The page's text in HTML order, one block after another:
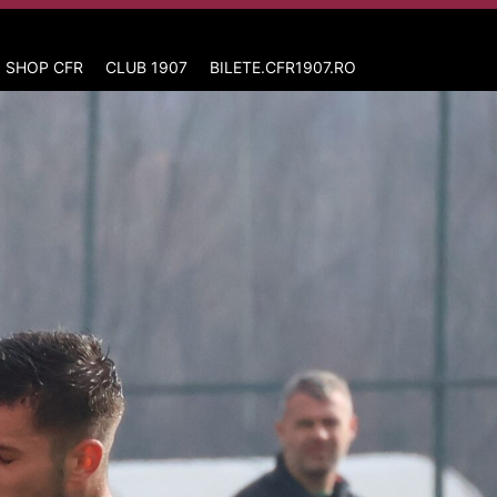
SHOP CFR CLUB 1907 BILETE.CFR1907.RO